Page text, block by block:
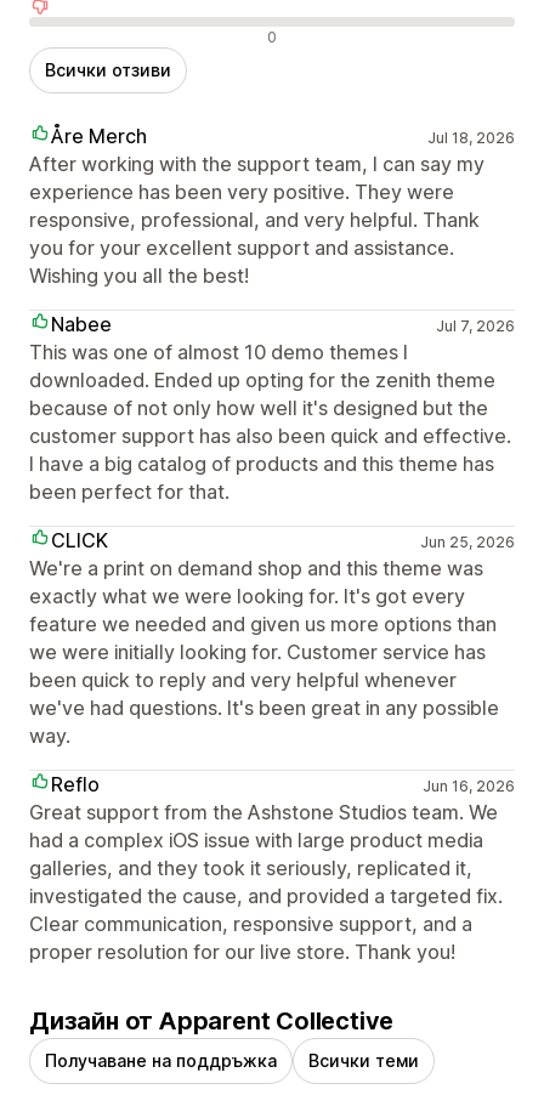
Отрицателни отзиви 0
Всички отзиви
Åre Merch Jul 18, 2026
After working with the support team, I can say my
experience has been very positive. They were
responsive, professional, and very helpful. Thank
you for your excellent support and assistance.
Wishing you all the best!
Nabee
Jul 7, 2026
This was one of almost 10 demo themes I
downloaded. Ended up opting for the zenith theme
because of not only how well it's designed but the
customer support has also been quick and effective.
I have a big catalog of products and this theme has
been perfect for that.
CLICK
Jun 25, 2026
We're a print on demand shop and this theme was
exactly what we were looking for. It's got every
feature we needed and given us more options than
we were initially looking for. Customer service has
been quick to reply and very helpful whenever
we've had questions. It's been great in any possible
way.
Reflo
Jun 16, 2026
Great support from the Ashstone Studios team. We
had a complex iOS issue with large product media
galleries, and they took it seriously, replicated it,
investigated the cause, and provided a targeted fix.
Clear communication, responsive support, and a
proper resolution for our live store. Thank you!
Дизайн от Apparent Collective
Получаване на поддръжка Всички теми